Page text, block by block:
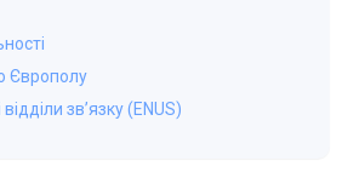
Європолу
зв’язку (ENUS)